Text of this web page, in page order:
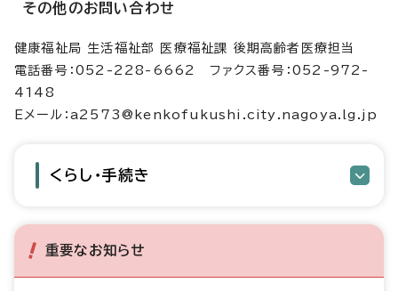
その他のお問い合わせ
健康福祉局 生活福祉部 医療福祉課 後期高齢者医療担当
電話番号：052-228-6662 ファクス番号：052-972-
4148
Eメール：a2573@kenkofukushi.city.nagoya.lg.jp
くらし・手続き
重要なお知らせ